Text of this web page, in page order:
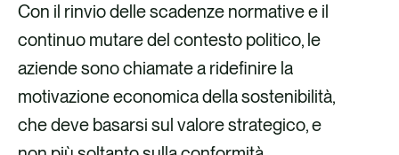
Con il rinvio delle scadenze normative e il
continuo mutare del contesto politico, le
aziende sono chiamate a ridefinire la
motivazione economica della sostenibilità,
che deve basarsi sul valore strategico, e